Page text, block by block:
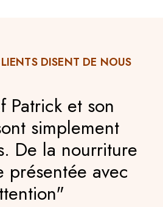
DISENT DE NOUS
Patrick et son
simplement
De la nourriture
présentée avec